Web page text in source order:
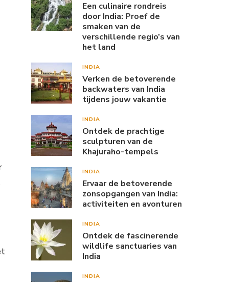
Een culinaire rondreis
door India: Proef de
smaken van de
verschillende regio’s van
het land
INDIA
Verken de betoverende
backwaters van India
tijdens jouw vakantie
INDIA
Ontdek de prachtige
sculpturen van de
Khajuraho-tempels
INDIA
Ervaar de betoverende
zonsopgangen van India:
activiteiten en avonturen
INDIA
Ontdek de fascinerende
wildlife sanctuaries van
India
INDIA